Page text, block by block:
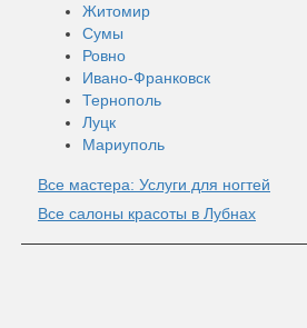
Житомир
Сумы
Ровно
Ивано-Франковск
Тернополь
Луцк
Мариуполь
Все мастера: Услуги для ногтей
Все салоны красоты в Лубнах